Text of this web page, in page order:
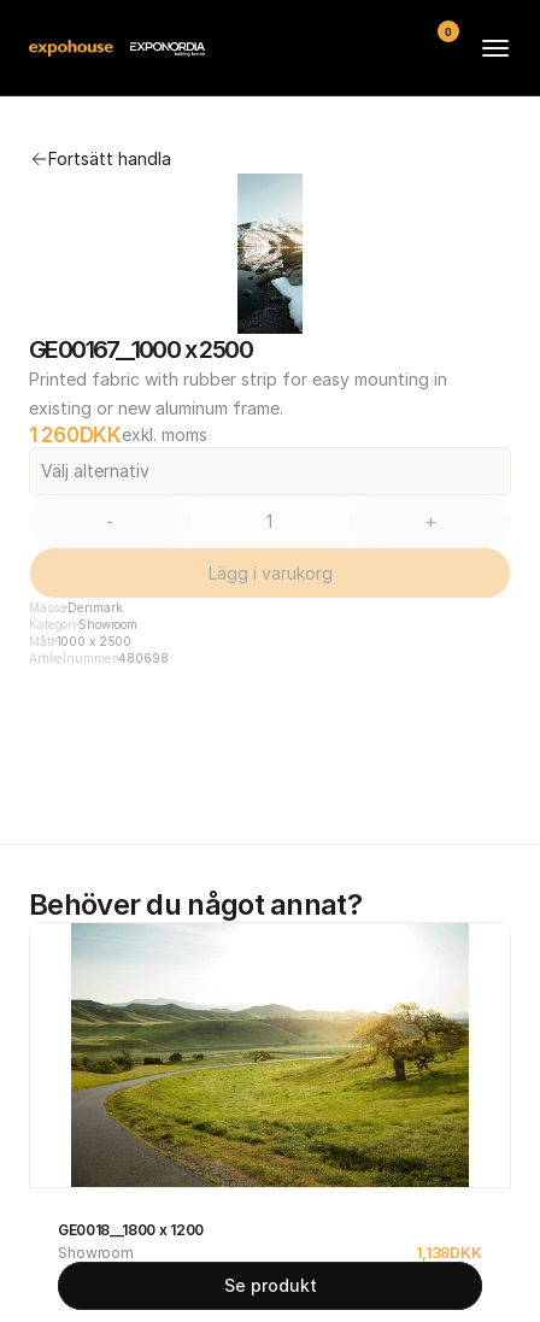
Fortsätt handla
GE00167__1000 x 2500
Printed fabric with rubber strip for easy mounting in
existing or new aluminum frame.
1 260DKKexkl. moms
Välj alternativ
- +
Lägg i varukorg
Mässa Denmark
Kategori Showroom
Mått1000 x 2500
Artikelnummer480698
Behöver du något annat?
GE0018__1800 x 1200
Showroom
1,138DKK
Se produkt
Kontakt
Köpvillkor
0